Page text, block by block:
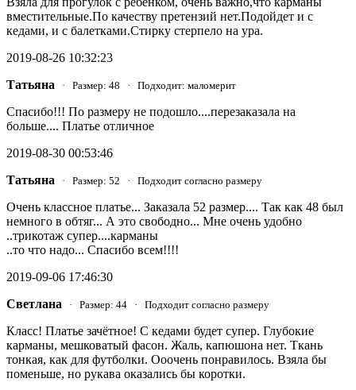
вместительные.По качеству претензий нет.Подойдет и с
кедами, и с балетками.Стирку стерпело на ура.
2019-08-26 10:32:23
Татьяна · Размер: 48 · Подходит: маломерит
Спасибо!!! По размеру не подошло....перезаказала на
больше.... Платье отличное
2019-08-30 00:53:46
Татьяна · Размер: 52 · Подходит согласно размеру
Очень классное платье... Заказала 52 размер.... Так как 48 был
немного в обтяг... А это свободно... Мне очень удобно
..трикотаж супер....карманы
..то что надо... Спасибо всем!!!!
2019-09-06 17:46:30
Светлана · Размер: 44 · Подходит согласно размеру
Класс! Платье зачётное! С кедами будет супер. Глубокие
карманы, мешковатый фасон. Жаль, капюшона нет. Ткань
тонкая, как для футболки. Ооочень понравилось. Взяла бы
поменьше, но рукава оказались бы коротки.